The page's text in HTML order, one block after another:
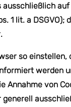
ausschließlich
1 lit. a DSGVO);
so einstellen,
werden
Annahme von